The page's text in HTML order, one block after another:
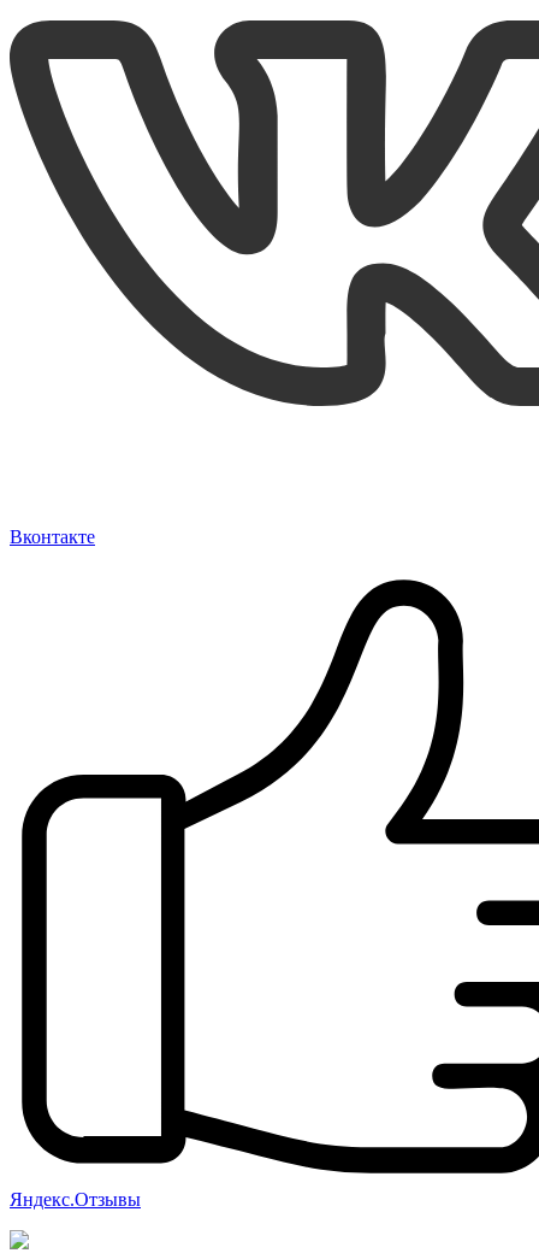
Вконтакте
Яндекс.Отзывы